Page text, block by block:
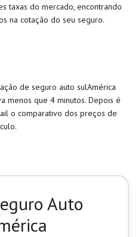
taxas do mercado, encontrando
na cotação do seu seguro.
de seguro auto sulAmérica
menos que 4 minutos. Depois é
o comparativo dos preços de
Auto